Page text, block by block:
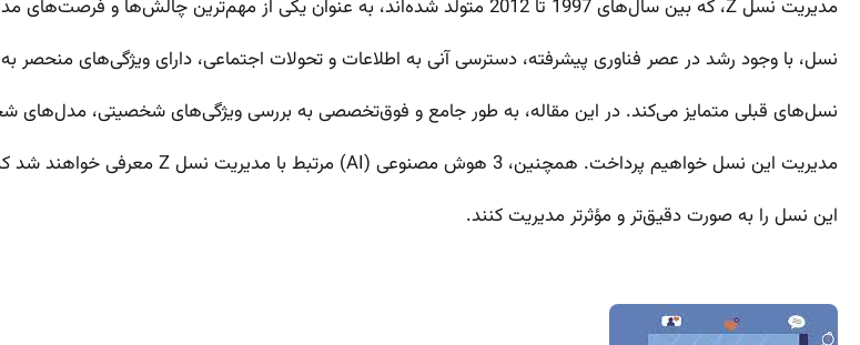
مدیریت نسل Z، که بین سال‌های 1997 تا 2012 متولد شده‌اند، به عنوان یکی از مهم‌ترین چالش‌ها و فرصت‌های مدیران امروزی شناخته می‌شود. این
نسل، با وجود رشد در عصر فناوری پیشرفته، دسترسی آنی به اطلاعات و تحولات اجتماعی، دارای ویژگی‌های منحصر
نسل‌های قبلی متمایز می‌کند. در این مقاله، به طور جامع و فوق‌تخصصی به بررسی ویژگی‌های شخصیتی،
مدیریت این نسل خواهیم پرداخت. همچنین، 3 هوش مصنوعی (AI) مرتبط با مدیریت نسل Z معرفی خواهند شد که می‌توانند به مدیران کمک کنند تا
این نسل را به صورت دقیق‌تر و مؤثرتر مدیریت کنند.